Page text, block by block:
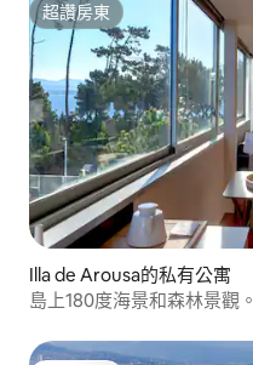
超讚房東
超讚房東
Illa de Arousa的私有公寓
島上180度海景和森林景觀。